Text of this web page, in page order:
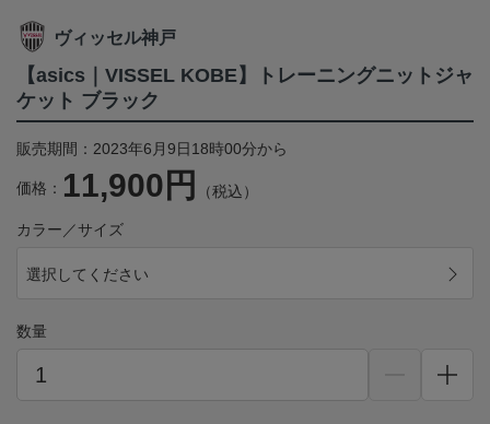
ヴィッセル神戸
【asics｜VISSEL KOBE】トレーニングニットジャ
ケット ブラック
販売期間：2023年6月9日18時00分から
価格： 11,900円 （税込）
カラー／サイズ
選択してください
数量